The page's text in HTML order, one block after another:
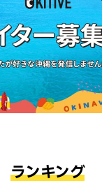
ランキング